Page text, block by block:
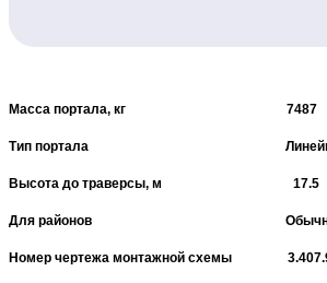
Масса портала, кг 7487
Тип портала
Высота до траверсы, м 17.5
Для районов
Номер чертежа монтажной схемы